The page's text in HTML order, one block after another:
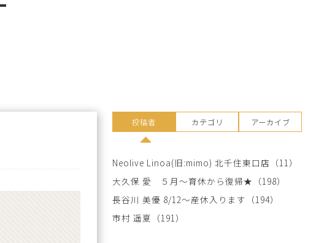
投稿者 カテゴリ アーカイブ
Neolive Linoa(旧:mimo) 北千住東口店 （11）
大久保 愛 ５月～育休から復帰★ （198）
長谷川 美優 8/12～産休入ります （194）
市村 遥夏 （191）